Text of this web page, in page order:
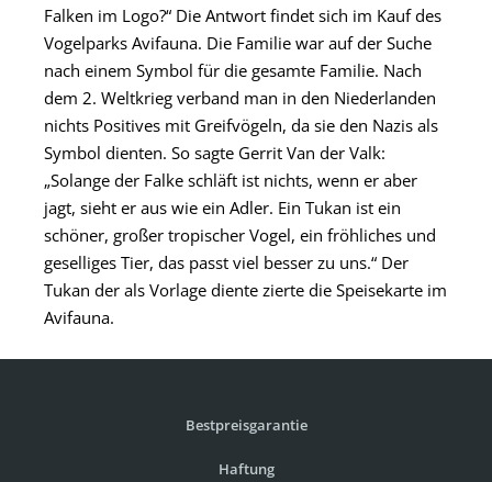
Falken im Logo?“ Die Antwort findet sich im Kauf des
Vogelparks Avifauna. Die Familie war auf der Suche
nach einem Symbol für die gesamte Familie. Nach
dem 2. Weltkrieg verband man in den Niederlanden
nichts Positives mit Greifvögeln, da sie den Nazis als
Symbol dienten. So sagte Gerrit Van der Valk:
„Solange der Falke schläft ist nichts, wenn er aber
jagt, sieht er aus wie ein Adler. Ein Tukan ist ein
schöner, großer tropischer Vogel, ein fröhliches und
geselliges Tier, das passt viel besser zu uns.“ Der
Tukan der als Vorlage diente zierte die Speisekarte im
Avifauna.
Bestpreisgarantie
Haftung